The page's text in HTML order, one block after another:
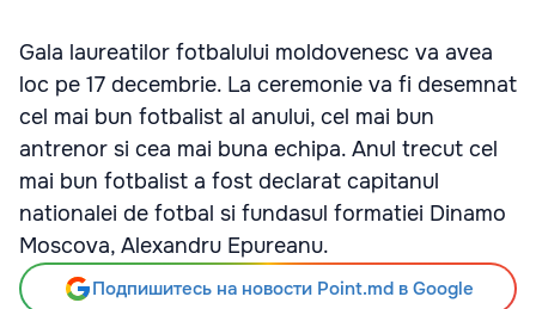
Gala laureatilor fotbalului moldovenesc va avea
loc pe 17 decembrie. La ceremonie va fi desemnat
cel mai bun fotbalist al anului, cel mai bun
antrenor si cea mai buna echipa. Anul trecut cel
mai bun fotbalist a fost declarat capitanul
nationalei de fotbal si fundasul formatiei Dinamo
Moscova, Alexandru Epureanu.
Подпишитесь на новости Point.md в Google